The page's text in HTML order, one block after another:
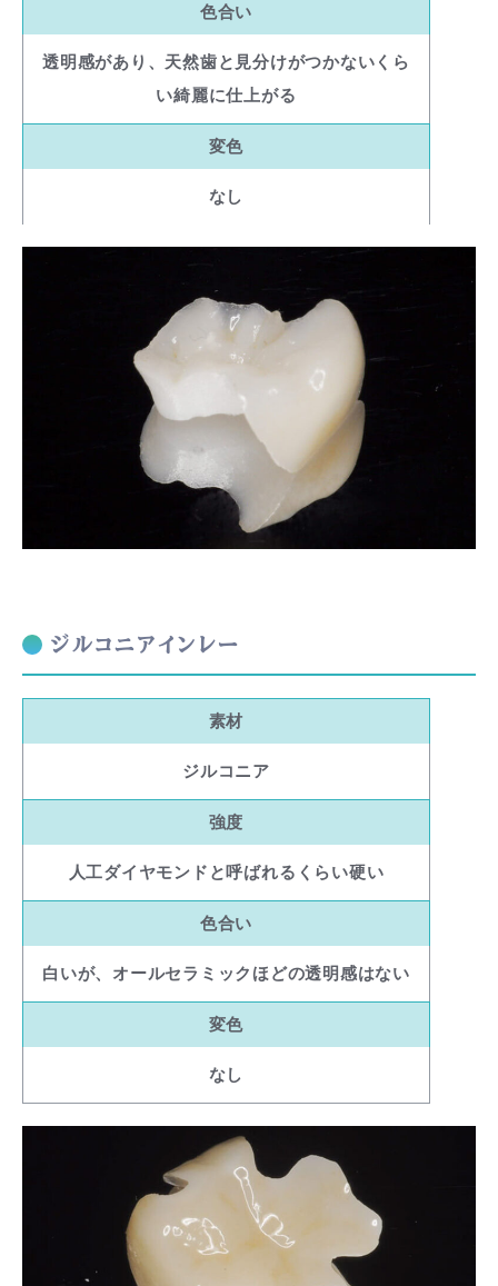
色合い
透明感があり、天然歯と見分けがつかないくら
い綺麗に仕上がる
変色
なし
ジルコニアインレー
素材
ジルコニア
強度
人工ダイヤモンドと呼ばれるくらい硬い
色合い
白いが、オールセラミックほどの透明感はない
変色
なし